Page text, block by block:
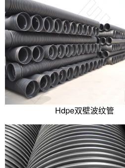
Hdpe双壁波纹管